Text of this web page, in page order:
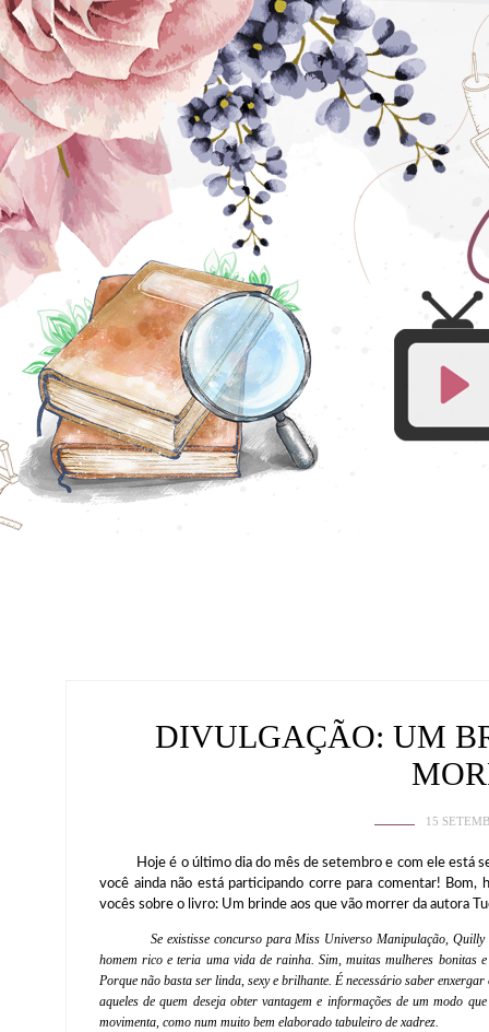
DIVULGAÇÃO: UM
15
Hoje é o último dia do mês de setembro e com ele está
você ainda não está participando corre para comentar!
vocês sobre o livro: Um brinde aos que vão morrer da autora
Se existisse concurso para Miss Universo Manipulação,
homem rico e teria uma vida de rainha. Sim, muitas mulheres bonitas
Porque não basta ser linda, sexy e brilhante. É necessário saber
aqueles de quem deseja obter vantagem e informações de um modo
movimenta, como num muito bem elaborado tabuleiro de xadrez.